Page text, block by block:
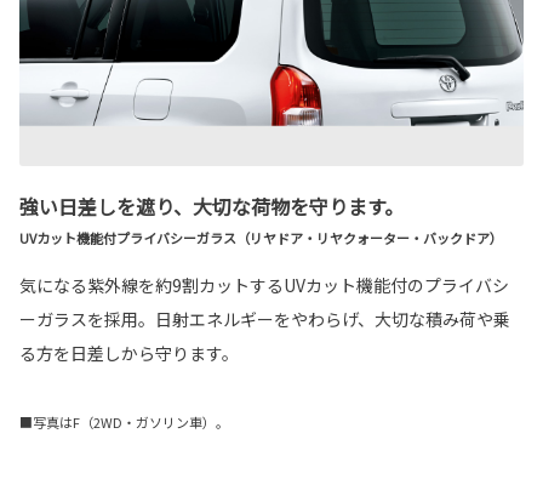
強い日差しを遮り、大切な荷物を守ります。
UVカット機能付プライバシーガラス（リヤドア・リヤクォーター・バックドア）
気になる紫外線を約9割カットするUVカット機能付のプライバシ
ーガラスを採用。日射エネルギーをやわらげ、大切な積み荷や乗
る方を日差しから守ります。
■写真はF（2WD・ガソリン車）。